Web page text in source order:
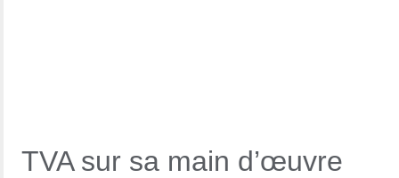
TVA sur sa main d’œuvre